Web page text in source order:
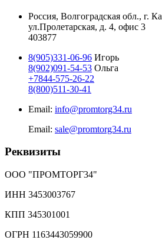
Россия, Волгоградская обл., г.
ул.Пролетарская, д. 4, офис 3
403877
8(905)331-06-96 Игорь
8(902)091-54-53 Ольга
+7844-575-26-22
8(800)511-30-41
Email: info@promtorg34.ru
Email: sale@promtorg34.ru
Реквизиты
ООО "ПРОМТОРГ34"
ИНН 3453003767
КПП 345301001
ОГРН 1163443059900